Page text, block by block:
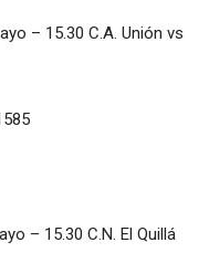
– 15.30 C.A. Unión vs
– 15.30 C.N. El Quillá